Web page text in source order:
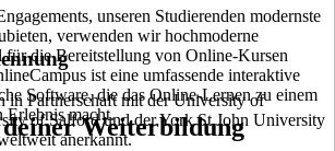
unseren Studierenden modernste
verwenden wir hochmoderne
für die Bereitstellung von Online-Kursen
ist eine umfassende interaktive
Software, die das Online-Lernen zu einem
Erlebnis macht.
in Partnerschaft mit der University of
of Salford und der York St John University
anerkannt.
Weiterbildung